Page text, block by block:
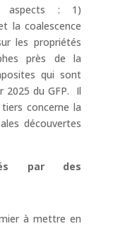
aspects : 1)
la coalescence
les propriétés
près de la
qui sont
2025 du GFP. Il
concerne la
découvertes
par des
à mettre en